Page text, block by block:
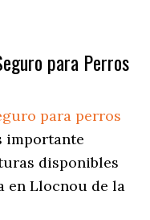
para Perros
para perros
importante
disponibles
en Llocnou de la